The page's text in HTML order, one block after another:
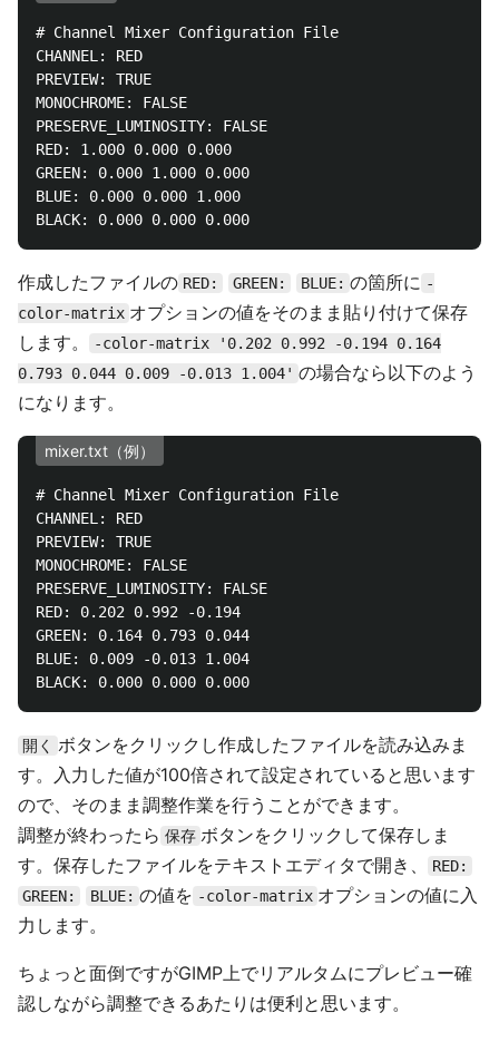
# Channel Mixer Configuration File
CHANNEL: RED
PREVIEW: TRUE
MONOCHROME: FALSE
PRESERVE_LUMINOSITY: FALSE
RED: 1.000 0.000 0.000
GREEN: 0.000 1.000 0.000
BLUE: 0.000 0.000 1.000
作成したファイルの RED: GREEN: BLUE: の箇所に -
color-matrix オプションの値をそのまま貼り付けて保存
します。
-color-matrix '0.202 0.992 -0.194 0.164
0.793 0.044 0.009 -0.013 1.004' の場合なら以下のよう
になります。
mixer.txt（例）
# Channel Mixer Configuration File
CHANNEL: RED
PREVIEW: TRUE
MONOCHROME: FALSE
PRESERVE_LUMINOSITY: FALSE
RED: 0.202 0.992 -0.194
GREEN: 0.164 0.793 0.044
BLUE: 0.009 -0.013 1.004
開く ボタンをクリックし作成したファイルを読み込みま
す。入力した値が100倍されて設定されていると思います
ので、そのまま調整作業を行うことができます。
調整が終わったら 保存 ボタンをクリックして保存しま
す。保存したファイルをテキストエディタで開き、
RED:
GREEN:
BLUE: の値を -color-matrix オプションの値に入
力します。
ちょっと面倒ですがGIMP上でリアルタムにプレビュー確
認しながら調整できるあたりは便利と思います。